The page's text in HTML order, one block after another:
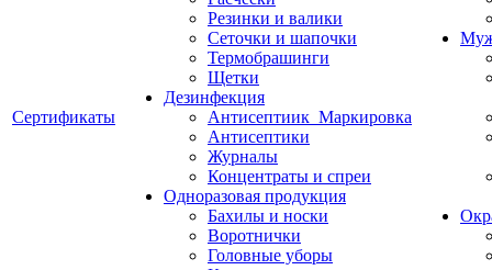
Сертификаты
Резинки и валики
Сеточки и шапочки
Термобрашинги
Щетки
Дезинфекция
Антисептиик_Маркировка
Антисептики
Журналы
Концентраты и спреи
Одноразовая продукция
Бахилы и носки
Воротнички
Головные уборы